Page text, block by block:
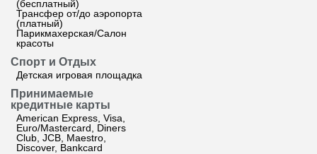
(бесплатный)
Трансфер от/до аэропорта
(платный)
Парикмахерская/Салон
красоты
Спорт и Отдых
Детская игровая площадка
Принимаемые
кредитные карты
American Express, Visa,
Euro/Mastercard, Diners
Club, JCB, Maestro,
Discover, Bankcard